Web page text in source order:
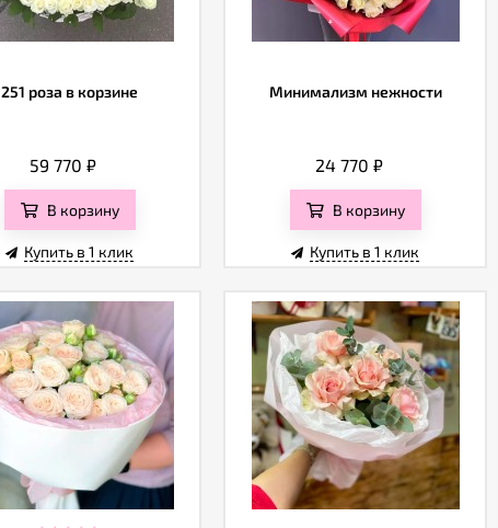
251 роза в корзине
59 770 ₽
В корзину
Купить в 1 клик
Минимализм нежности
24 770 ₽
В корзину
Купить в 1 клик